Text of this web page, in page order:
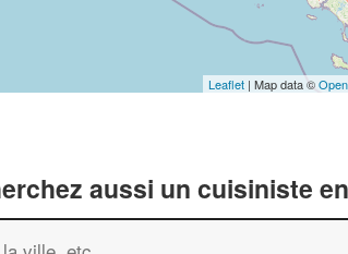
Leaflet | Map data ©
aussi un cuisiniste